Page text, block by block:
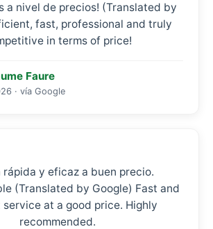
a nivel de precios! (Translated by
fast, professional and truly
in terms of price!
Faure
· vía Google
rápida y eficaz a buen precio.
(Translated by Google) Fast and
at a good price. Highly
recommended.